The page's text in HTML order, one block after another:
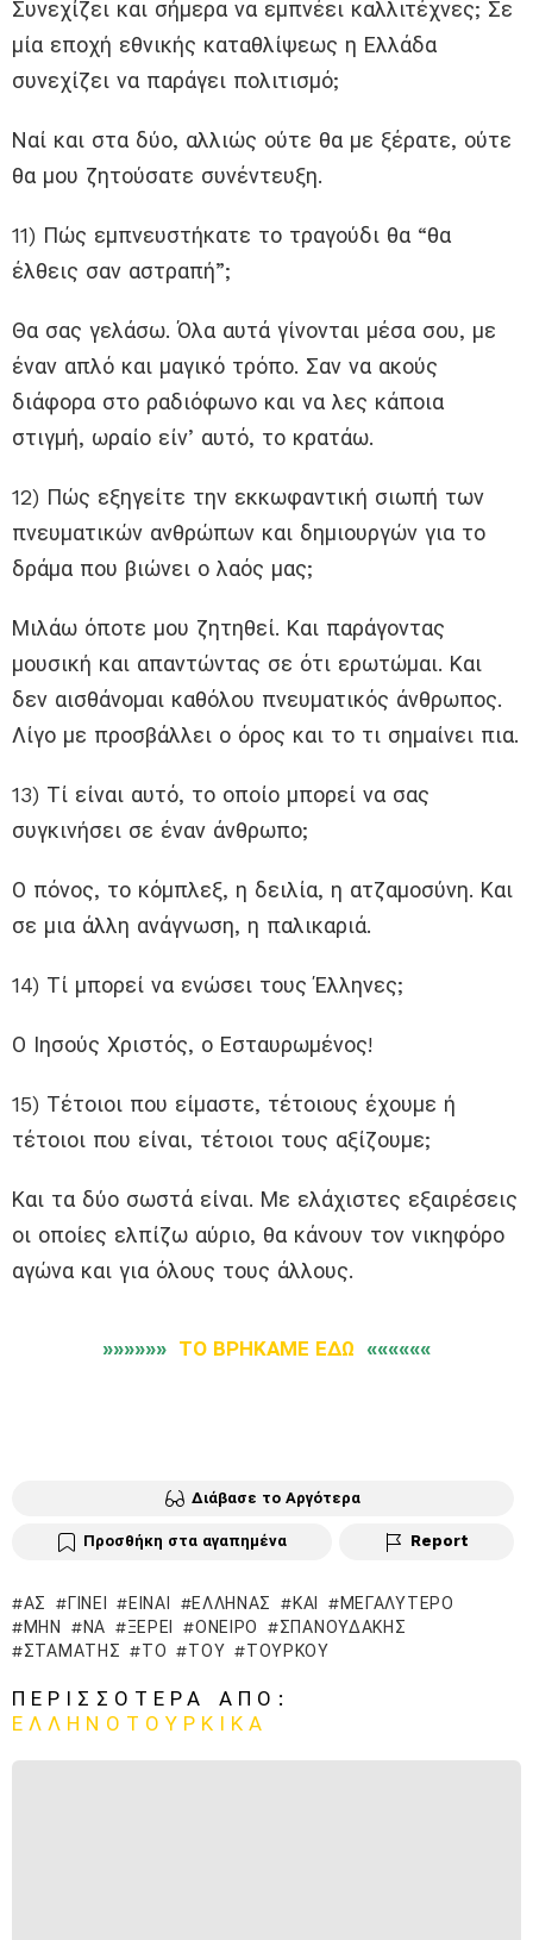
Συνεχίζει και σήμερα να εμπνέει καλλιτέχνες; Σε
μία εποχή εθνικής καταθλίψεως η Ελλάδα
συνεχίζει να παράγει πολιτισμό;
Ναί και στα δύο, αλλιώς ούτε θα με ξέρατε, ούτε
θα μου ζητούσατε συνέντευξη.
11) Πώς εμπνευστήκατε το τραγούδι θα “θα
έλθεις σαν αστραπή”;
Θα σας γελάσω. Όλα αυτά γίνονται μέσα σου, με
έναν απλό και μαγικό τρόπο. Σαν να ακούς
διάφορα στο ραδιόφωνο και να λες κάποια
στιγμή, ωραίο είν’ αυτό, το κρατάω.
12) Πώς εξηγείτε την εκκωφαντική σιωπή των
πνευματικών ανθρώπων και δημιουργών για το
δράμα που βιώνει ο λαός μας;
Μιλάω όποτε μου ζητηθεί. Και παράγοντας
μουσική και απαντώντας σε ότι ερωτώμαι. Και
δεν αισθάνομαι καθόλου πνευματικός άνθρωπος.
Λίγο με προσβάλλει ο όρος και το τι σημαίνει πια.
13) Τί είναι αυτό, το οποίο μπορεί να σας
συγκινήσει σε έναν άνθρωπο;
Ο πόνος, το κόμπλεξ, η δειλία, η ατζαμοσύνη. Και
σε μια άλλη ανάγνωση, η παλικαριά.
14) Τί μπορεί να ενώσει τους Έλληνες;
Ο Ιησούς Χριστός, ο Εσταυρωμένος!
15) Τέτοιοι που είμαστε, τέτοιους έχουμε ή
τέτοιοι που είναι, τέτοιοι τους αξίζουμε;
Και τα δύο σωστά είναι. Με ελάχιστες εξαιρέσεις
οι οποίες ελπίζω αύριο, θα κάνουν τον νικηφόρο
αγώνα και για όλους τους άλλους.
»»»»»» ΤΟ ΒΡΗΚΑΜΕ ΕΔΩ ««««««
Διάβασε το Αργότερα
Προσθήκη στα αγαπημένα Report
ΑΣ ΓΊΝΕΙ ΕΊΝΑΙ ΈΛΛΗΝΑΣ ΚΑΙ
ΜΕΓΑΛΎΤΕΡΟ
ΜΗΝ
ΝΑ ΞΈΡΕΙ ΌΝΕΙΡΟ
ΣΠΑΝΟΥΔΆΚΗΣ
ΣΤΑΜΆΤΗΣ
ΤΟ ΤΟΥ ΤΟΎΡΚΟΥ
ΠΕΡΙΣΣΌΤΕΡΑ ΑΠΌ:
ΕΛΛΗΝΟΤΟΥΡΚΙΚΆ